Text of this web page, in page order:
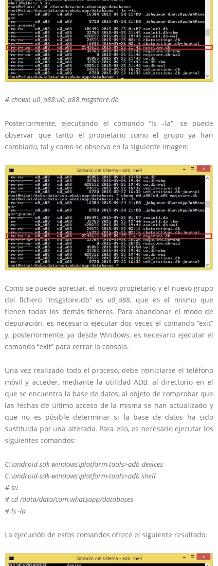
# chown u0_a88:u0_a88 msgstore.db
Posteriormente, ejecutando el comando “ls –la”, se puede
observar que tanto el propietario como el grupo ya han
cambiado, tal y como se observa en la siguiente imagen:
Como se puede apreciar, el nuevo propietario y el nuevo grupo
del fichero “msgstore.db” esu0_a88, que es el mismo que
tienen todos los demás ficheros. Para abandonar el modo de
depuración, es necesario ejecutar dos veces el comando “exit”
y, posteriormente, ya desde Windows, es necesario ejecutar el
comando “exit” para cerrar la consola.
Una vez realizado todo el proceso, debe reiniciarse el teléfono
móvil y acceder, mediante la utilidad ADB, al directorio en el
que se encuentra la base de datos, al objeto de comprobar que
las fechas de último acceso de la misma se han actualizado y
que no es pòsible determinar si la base de datos ha sido
sustituida por una alterada. Para ello, es necesario ejecutar los
siguientes comandos:
C:\android-sdk-windows\platform-tools>adb devices
C:\android-sdk-windows\platform-tools>adb shell
# su
# cd /data/data/com.whatsapp/databases
# ls -la
La ejecución de estos comandos ofrece el siguiente resultado: